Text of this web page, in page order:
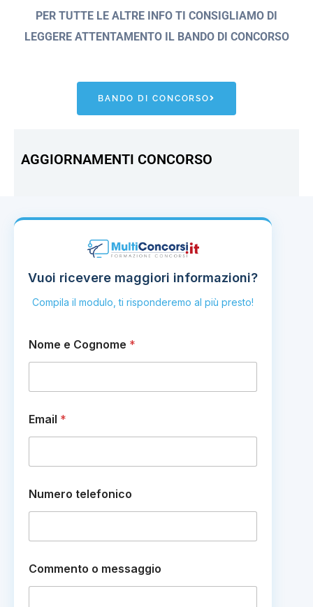
PER TUTTE LE ALTRE INFO TI CONSIGLIAMO DI
LEGGERE ATTENTAMENTO IL BANDO DI CONCORSO
BANDO DI CONCORSO
AGGIORNAMENTI CONCORSO
Vuoi ricevere maggiori informazioni?
Compila il modulo, ti risponderemo al più presto!
Nome e Cognome *
o
m
t
o
t
l
f
Email *
Numero telefonico
Commento o messaggio